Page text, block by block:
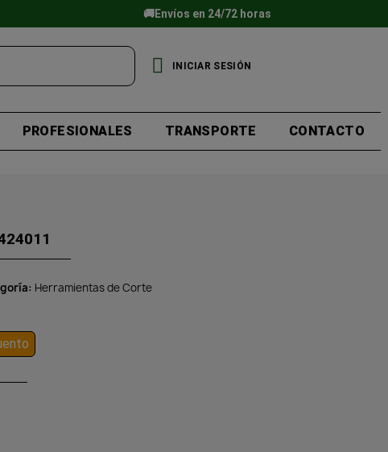
🚚Envíos en 24/72 horas
INICIAR SESIÓN
PROFESIONALES TRANSPORTE CONTACTO
Herramientas de Corte